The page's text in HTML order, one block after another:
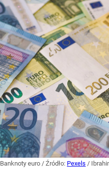
Banknoty euro / Źródło: Pexels /